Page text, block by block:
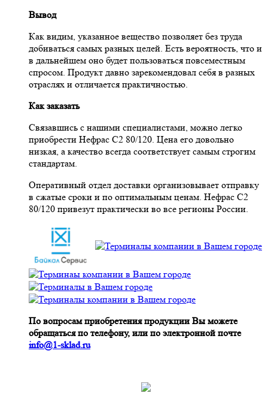
Вывод
Как видим, указанное вещество позволяет без труда
добиваться самых разных целей. Есть вероятность, что и
в дальнейшем оно будет пользоваться повсеместным
спросом. Продукт давно зарекомендовал себя в разных
отраслях и отличается практичностью.
Как заказать
Связавшись с нашими специалистами, можно легко
приобрести Нефрас С2 80/120. Цена его довольно
низкая, а качество всегда соответствует самым строгим
стандартам.
Оперативный отдел доставки организовывает отправку
в сжатые сроки и по оптимальным ценам. Нефрас С2
80/120 привезут практически во все регионы России.
По вопросам приобретения продукции Вы можете
обращаться по телефону, или по электронной почте
info@1-sklad.ru